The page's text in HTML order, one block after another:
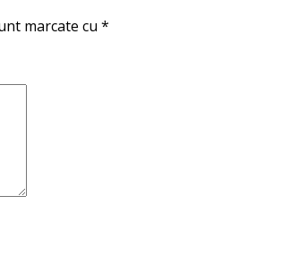
marcate cu *